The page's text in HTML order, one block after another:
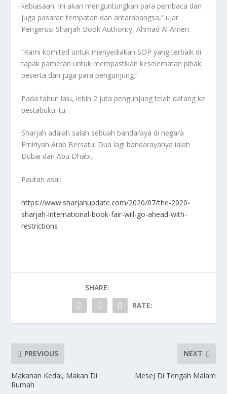
kebiasaan. Ini akan menguntungkan para pembaca dan
juga pasaran tempatan dan antarabangsa,” ujar
Pengerusi Sharjah Book Authority, Ahmad Al Ameri.
“Kami komited untuk menyediakan SOP yang terbaik di
tapak pameran untuk mempastikan keselematan pihak
peserta dan juga para pengunjung.”
Pada tahun lalu, lebih 2 juta pengunjung telah datang ke
pestabuku itu.
Sharjah adalah salah sebuah bandaraya di negara
Emiriyah Arab Bersatu. Dua lagi bandarayanya ialah
Dubai dan Abu Dhabi.
Pautan asal:
https://www.sharjahupdate.com/2020/07/the-2020-
sharjah-international-book-fair-will-go-ahead-with-
restrictions
SHARE:
RATE:
PREVIOUS
Makanan Kedai, Makan Di
Rumah
NEXT
Mesej Di Tengah Malam